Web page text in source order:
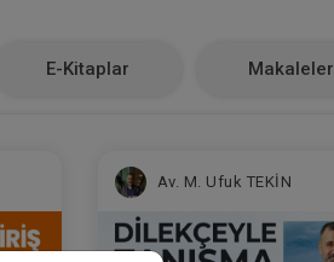
E-Kitaplar Makaleler
Av. M. Ufuk TEKİN